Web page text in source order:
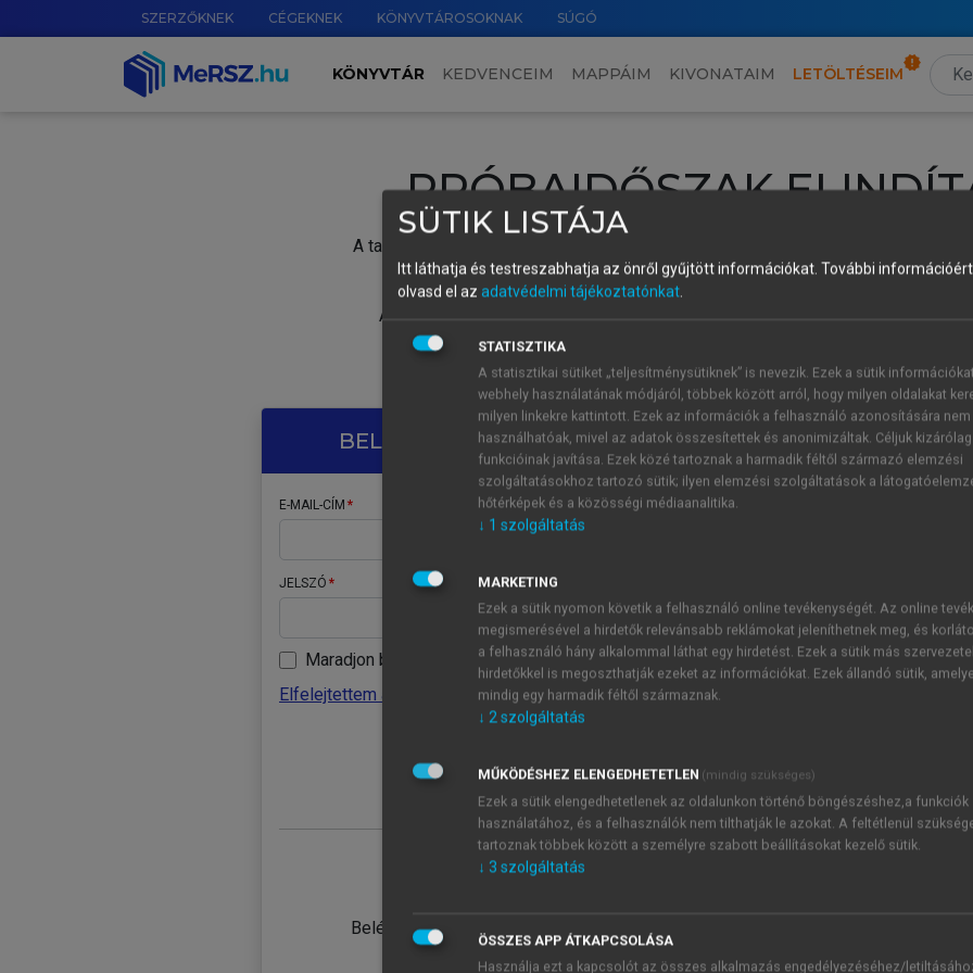
SZERZŐKNEK CÉGEKNEK KÖNYVTÁROSOKNAK SÚGÓ
KÖNYVTÁR KEDVENCEIM MAPPÁIM KIVONATAIM LETÖLTÉSEIM
PRÓBAIDŐSZAK
A tartalom megtekintéséhez lépj be a saját fiókoddal, iskolai azonosítóddal vagy
Új felhasználóként1 óra díjmentes hozzáférésrevagy
A próbaidőszak elindításához,
vagy hozz
A regisztráció után a
BELÉPÉS SAJÁT FIÓKKAL
E-MAIL-CÍM
JELSZÓ
Maradjon belépve
Elfelejtettem a jelszavamat
Belépés intézményi azonosítóval
ÚJ FIÓK
1 óra
JELSZÓ
Kérek értesítést a MeRSZ
Kérek értesítést az
SÜTIK LISTÁJA
Itt láthatja és testreszabhatja az önről gyűjtött információkat. További
olvasd el az adatvédelmi tájékoztatónkat.
STATISZTIKA
A statisztikai sütiket „teljesítménysütiknek” is nevezik. Ezek a sütik
webhely használatának módjáról, többek között arról, hogy milyen oldalakat
milyen linkekre kattintott. Ezek az információk a felhasználó azonosítására nem
használhatóak, mivel az adatok összesítettek és anonimizáltak. Céljuk
funkcióinak javítása. Ezek közé tartoznak a harmadik féltől származó elemzési
szolgáltatásokhoz tartozó sütik; ilyen elemzési szolgáltatások a
hőtérképek és a közösségi médiaanalitika.
↓ 1 szolgáltatás
MARKETING
Ezek a sütik nyomon követik a felhasználó online tevékenységét. Az online
megismerésével a hirdetők relevánsabb reklámokat jeleníthetnek meg, és
a felhasználó hány alkalommal láthat egy hirdetést. Ezek a sütik más
hirdetőkkel is megoszthatják ezeket az információkat. Ezek állandó sütik,
mindig egy harmadik féltől származnak.
↓ 2szolgáltatás
MŰKÖDÉSHEZ ELENGEDHETETLEN (mindig szükséges)
Ezek a sütik elengedhetetlenek az oldalunkon történő böngészéshez,a funkciók
használatához, és a felhasználók nem tilthatják le azokat. A feltétlenül
tartoznak többek között a személyre szabott beállításokat kezelő sütik.
↓ 3 szolgáltatás
ÖSSZES APP ÁTKAPCSOLÁSA
Használja ezt a kapcsolót az összes alkalmazás engedélyezéséhez/